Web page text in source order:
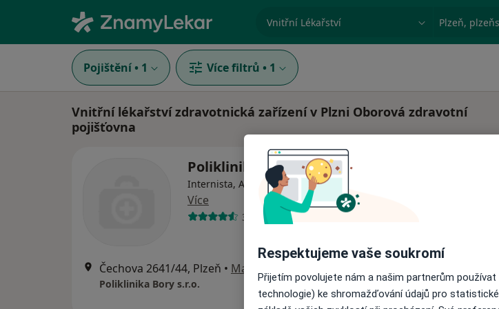
specializace, nemoc nebo příjmení Město nebo
Pojištění • 1 Více filtrů • 1
Vnitřní lékařství zdravotnická zařízení v Plzni Oborová zdravotní
pojišťovna
Poliklinika Bory s.r.o.
Internista, Alergolog, Chirurg·
Více
35 názorů
Čechova 2641/44, Plzeň • Mapa
Poliklinika Bory s.r.o.
Respektujeme vaše soukromí
Přijetím povolujete nám a našim partnerům
technologie) ke shromažďování údajů pro